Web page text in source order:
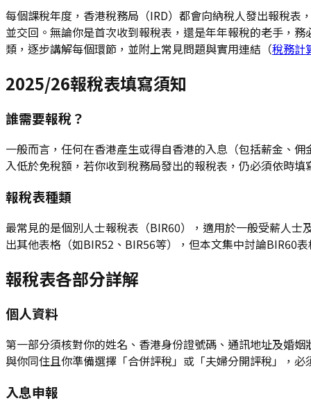
每個課稅年度，香港稅務局（IRD）都會向納稅人發出報稅
並交回。無論你是首次收到報稅表，還是年年報稅的老手，
類，逐步講解每個環節，並附上常見問題與實用連結（稅務計
2025/26報稅表填寫須知
誰需要報稅？
一般而言，任何在香港產生或得自香港的入息（包括薪金、
入低於免稅額，若你收到稅務局發出的報稅表，仍必須依時
報稅表種類
最常見的是個別人士報稅表（BIR60），適用於一般受薪人
出其他表格（如BIR52、BIR56等），但本文集中討論BIR60
報稅表各部分詳解
個人資料
第一部分須核對你的姓名、香港身份證號碼、通訊地址及婚
與你同住且你準備選擇「合併評稅」或「夫婦分開評稅」，
入息申報